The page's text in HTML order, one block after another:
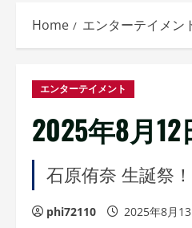
Home エンターテイメン
エンターテイメント
2025年8月
石原侑奈 生誕祭！
phi72110 2025年8月